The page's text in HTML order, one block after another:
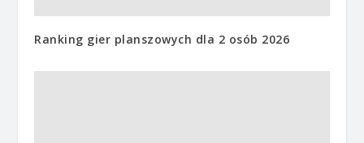
Ranking gier planszowych dla 2 osób 2026